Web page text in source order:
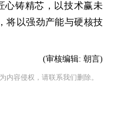
心铸精芯，以技术赢未
将以强劲产能与硬核技
(审核编辑: 朝言)
内容侵权，请联系我们删除。